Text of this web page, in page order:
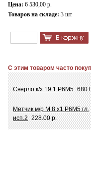
Цена: 6 530,00 р.
Товаров на складе: 3 шт
С этим товаром часто
Сверло к/х 19.1 Р6М5
Метчик м/р М 8 х1 Р6М5 гл.
исп.2 228.00 р.